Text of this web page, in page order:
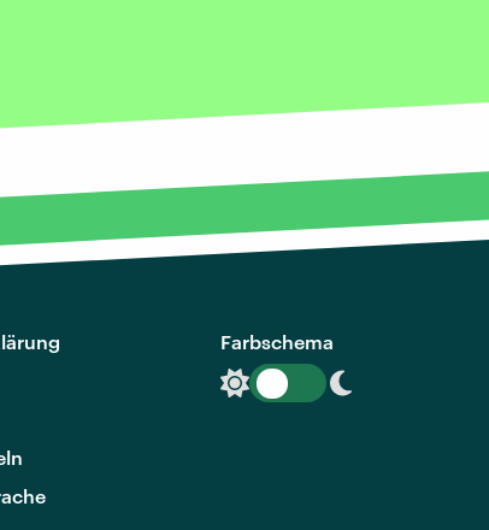
Farbschema